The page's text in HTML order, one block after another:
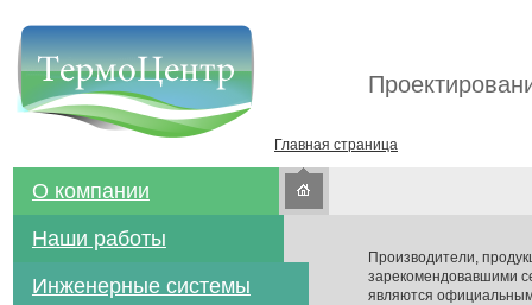
Главная страница
О компании
Наши работы
Инженерные системы
Производители,
зарекомендовавшими
являются